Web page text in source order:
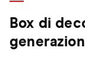
Box di